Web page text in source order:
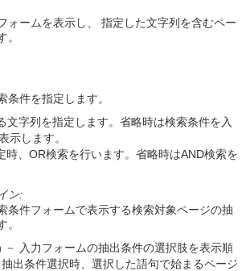
ォームを表示し、 指定した文字列を含むペー
。
条件を指定します。
文字列を指定します。省略時は検索条件を入
示します。
時、OR検索を行います。省略時はAND検索を
ン:
条件フォームで表示する検索対象ページの抽
。
入力フォームの抽出条件の選択肢を表示順
出条件選択時、選択した語句で始まるページ